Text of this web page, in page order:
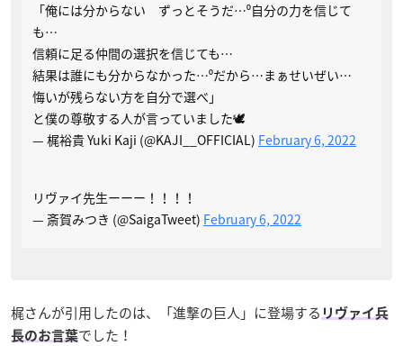
「俺には分からない ずっとそうだ…⁰自分の力を信じて
も…
信頼に足る仲間の選択を信じても…
結果は誰にも分からなかった…⁰だから…まぁせいぜい…
悔いが残らない方を自分で選べ」
と僕の尊敬する人が言っていました🕊
— 梶裕貴 Yuki Kaji (@KAJI__OFFICIAL) February 6, 2022
リヴァイ先生ーーー！！！！
— 斎賀みつき (@SaigaTweet) February 6, 2022
梶さんが引用したのは、「進撃の巨人」に登場する リヴァイ兵
長のお言葉でした！